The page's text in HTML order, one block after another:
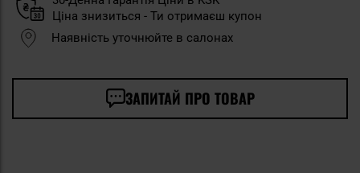
Ціна знизиться - Ти отримаєш купон
Наявність уточнюйте в салонах
ЗАПИТАЙ ПРО ТОВАР